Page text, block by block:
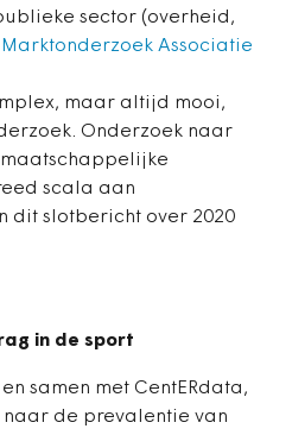
sector (overheid,
Marktonderzoek Associatie
maar altijd mooi,
Onderzoek naar
scala aan
dit slotbericht over 2020
in de sport
samen met CentERdata,
de prevalentie van